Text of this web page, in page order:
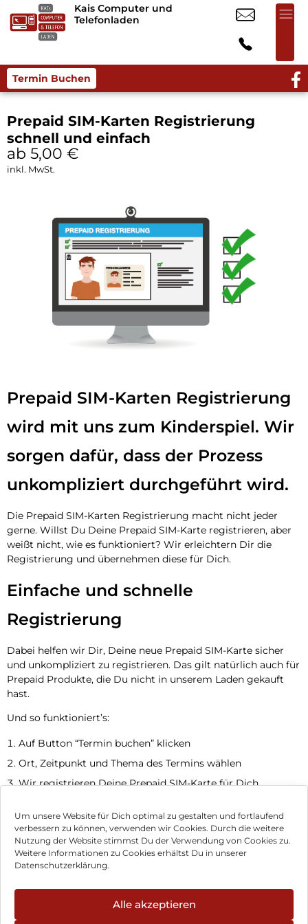
Um unsere Website für Dich optimal zu gestalten und fortlaufend
verbessern zu können, verwenden wir Cookies. Durch die weitere
Nutzung der Website stimmst Du der Verwendung von Cookies zu.
Weitere Informationen zu Cookies erhältst Du in unserer
Datenschutzerklärung.
Alle akzeptieren
Kais Computer und
Telefonladen
Termin Buchen
Prepaid SIM-Karten Registrierung
schnell und einfach
ab 5,00 €
inkl. MwSt.
Prepaid SIM-Karten Registrierung
wird mit uns zum Kinderspiel. Wir
sorgen dafür, dass der Prozess
unkompliziert durchgeführt wird.
Die Prepaid SIM-Karten Registrierung macht nicht jeder
gerne. Willst Du Deine Prepaid SIM-Karte registrieren, aber
weißt nicht, wie es funktioniert? Wir erleichtern Dir die
Registrierung und übernehmen diese für Dich.
Einfache und schnelle
Registrierung
Dabei helfen wir Dir, Deine neue Prepaid SIM-Karte sicher
und unkompliziert zu registrieren. Das gilt natürlich auch für
Prepaid Produkte, die Du nicht in unserem Laden gekauft
hast.
Und so funktioniert’s:
Auf Button “Termin buchen” klicken
Ort, Zeitpunkt und Thema des Termins wählen
Wir registrieren Deine Prepaid SIM-Karte für Dich
Jetzt Termin vereinbaren
Impressum